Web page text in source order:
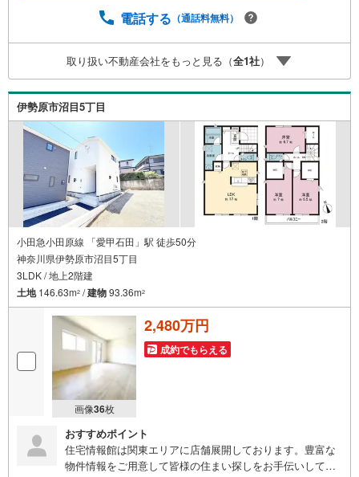
電話する （通話料無料）
取り扱い不動産会社をもっと見る（全1社）
伊勢原市沼目5丁目
小田急小田原線 「愛甲石田」駅 徒歩50分
神奈川県伊勢原市沼目5丁目
3LDK / 地上2階建
土地146.63m2 /建物93.36m2
画像36枚
2,480万円
成約でもらえる
おすすめポイント
住宅情報館は関東エリアに店舗展開しております。豊富な
物件情報をご用意して皆様の住まい探しをお手伝いしてお